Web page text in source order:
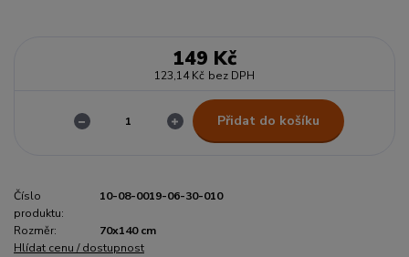
149 Kč
123,14 Kč bez DPH
Přidat do košíku
Číslo
produktu:
10-08-0019-06-30-010
Rozměr:
70x140 cm
Hlídat cenu / dostupnost